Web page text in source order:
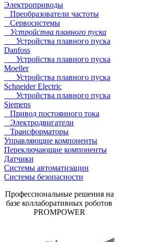
Электроприводы
Преобразователи частоты
Сервосистемы
Устройства плавного пуска
Устройства плавного пуска
Danfoss
Устройства плавного пуска
Moeller
Устройства плавного пуска
Schneider Electric
Устройства плавного пуска
Siemens
Привод постоянного тока
Электродвигатели
Трансформаторы
Управляющие компоненты
Переключающие компоненты
Датчики
Системы автоматизации
Системы безопасности
Профессиональные решения на
базе коллаборативных роботов
PROMPOWER